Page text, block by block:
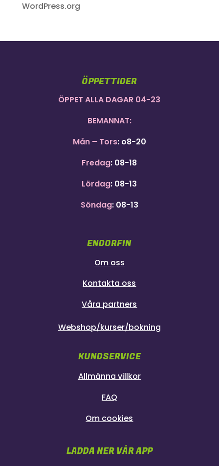
WordPress.org
ÖPPETTIDER
ÖPPET ALLA DAGAR 04-23
BEMANNAT:
Mån – Tors: o8-20
Fredag: 08-18
Lördag: 08-13
Söndag: 08-13
ENDORFIN
Om oss
Kontakta oss
Våra partners
Webshop/kurser/bokning
KUNDSERVICE
Allmänna villkor
FAQ
Om cookies
LADDA NER VÅR APP